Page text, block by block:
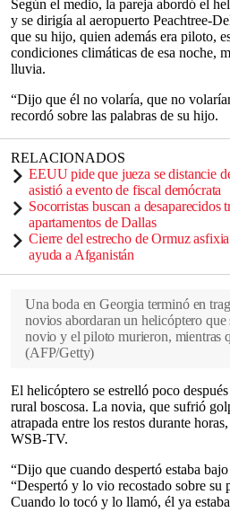
Según el medio, la pareja abordó el
y se dirigía al aeropuerto Peachtree-
que su hijo, quien además era piloto,
condiciones climáticas de esa noche,
lluvia.
“Dijo que él no volaría, que no
recordó sobre las palabras de su hijo.
RELACIONADOS
EEUU pide que jueza se distancie
asistió a evento de fiscal demócrata
Socorristas buscan a
apartamentos de Dallas
Cierre del estrecho de Ormuz
ayuda a Afganistán
Una boda en Georgia terminó en
novios abordaran un helicóptero
novio y el piloto murieron, mientras
(AFP/Getty)
El helicóptero se estrelló poco
rural boscosa. La novia, que sufrió
atrapada entre los restos durante
WSB-TV.
“Dijo que cuando despertó estaba
“Despertó y lo vio recostado sobre su
Cuando lo tocó y lo llamó, él ya